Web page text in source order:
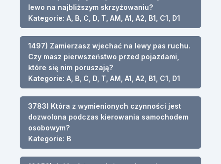
lewo na najbliższym skrzyżowaniu?
Kategorie: A, B, C, D, T, AM, A1, A2, B1, C1, D1
1497) Zamierzasz wjechać na lewy pas ruchu.
Czy masz pierwszeństwo przed pojazdami,
które się nim poruszają?
Kategorie: A, B, C, D, T, AM, A1, A2, B1, C1, D1
3783) Która z wymienionych czynności jest
dozwolona podczas kierowania samochodem
osobowym?
Kategorie: B